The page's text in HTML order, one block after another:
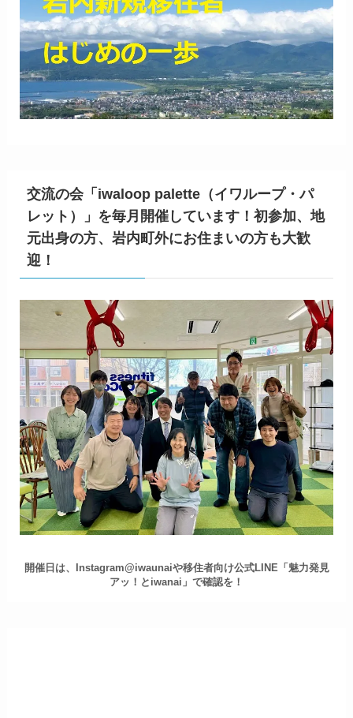
交流の会「iwaloop palette（イワループ・パ
レット）」を毎月開催しています！初参加、地
元出身の方、岩内町外にお住まいの方も大歓
迎！
開催日は、Instagram@iwaunaiや移住者向け公式LINE「魅力発見
アッ！とiwanai」で確認を！